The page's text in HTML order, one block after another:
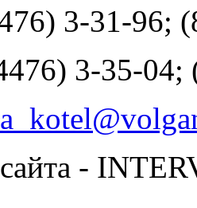
3-31-96;
3-35-04;
сайта -